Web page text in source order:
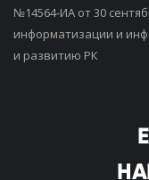
№14564-ИА от 30
информатизации и
и развитию РК